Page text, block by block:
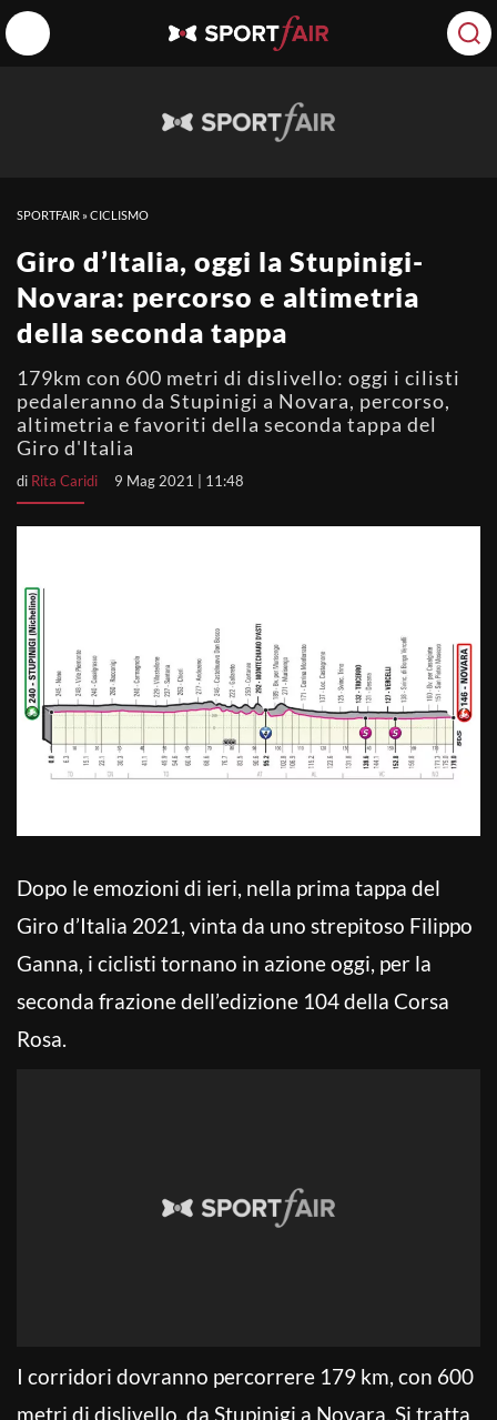
SPORTFAIR »CICLISMO
Giro d’Italia, oggi la Stupinigi-
Novara: percorso e altimetria
della seconda tappa
179km con 600 metri di dislivello: oggi i cilisti
pedaleranno da Stupinigi a Novara, percorso,
altimetria e favoriti della seconda tappa del
Giro d'Italia
di Rita Caridi 9 Mag 2021 | 11:48
Dopo le emozioni di ieri, nella prima tappa del
Giro d’Italia 2021, vinta da uno strepitoso Filippo
Ganna, i ciclisti tornano in azione oggi, per la
seconda frazione dell’edizione 104 della Corsa
Rosa.
I corridori dovranno percorrere 179 km, con 600
metri di dislivello, da Stupinigi a Novara. Si tratta